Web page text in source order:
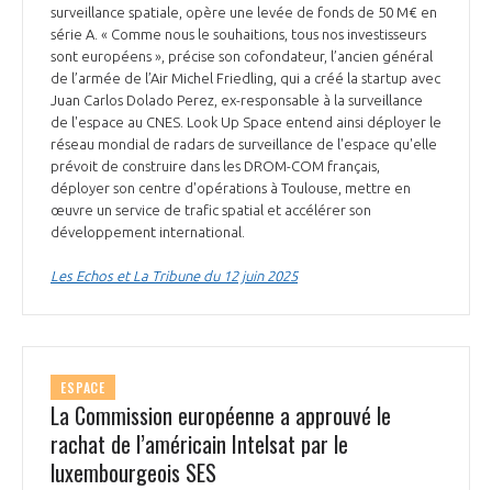
surveillance spatiale, opère une levée de fonds de 50 M€ en
série A. « Comme nous le souhaitions, tous nos investisseurs
sont européens », précise son cofondateur, l’ancien général
de l’armée de l’Air Michel Friedling, qui a créé la startup avec
Juan Carlos Dolado Perez, ex-responsable à la surveillance
de l'espace au CNES. Look Up Space entend ainsi déployer le
réseau mondial de radars de surveillance de l'espace qu'elle
prévoit de construire dans les DROM-COM français,
déployer son centre d'opérations à Toulouse, mettre en
œuvre un service de trafic spatial et accélérer son
développement international.
Les Echos et La Tribune du 12 juin 2025
ESPACE
La Commission européenne a approuvé le
rachat de l’américain Intelsat par le
luxembourgeois SES